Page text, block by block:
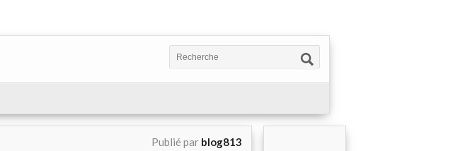
Publié par blog813